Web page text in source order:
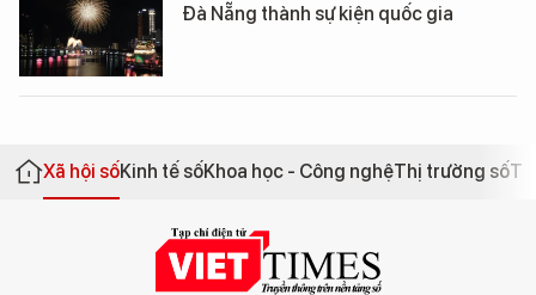
Đà Nẵng thành sự kiện quốc gia
Xã hội sốKinh tế sốKhoa học - Công nghệThị trường số